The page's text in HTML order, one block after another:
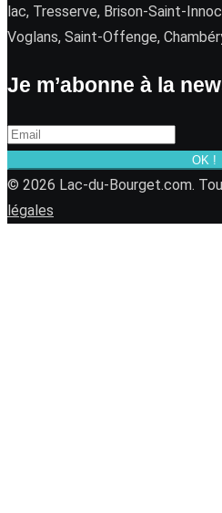
lac, Tresserve, Brison-Saint-
Voglans, Saint-Offenge,
Je m’abonne à la
OK !
© 2026 Lac-du-Bourget.com.
légales